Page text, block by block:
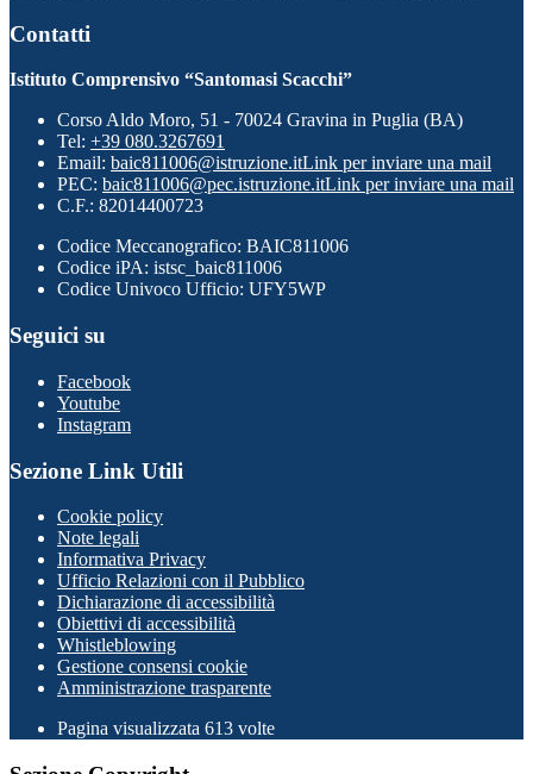
Contatti
Istituto Comprensivo “Santomasi Scacchi”
Corso Aldo Moro, 51 - 70024 Gravina in Puglia (BA)
Tel: +39 080.3267691
Email: baic811006@istruzione.itLink per inviare una mail
PEC: baic811006@pec.istruzione.itLink per inviare una mail
C.F.: 82014400723
Codice Meccanografico: BAIC811006
Codice iPA: istsc_baic811006
Codice Univoco Ufficio: UFY5WP
Seguici su
Facebook
Youtube
Instagram
Sezione Link Utili
Cookie policy
Note legali
Informativa Privacy
Ufficio Relazioni con il Pubblico
Dichiarazione di accessibilità
Obiettivi di accessibilità
Whistleblowing
Gestione consensi cookie
Amministrazione trasparente
Pagina visualizzata 613 volte